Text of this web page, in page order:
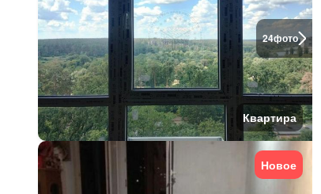
24фото
Квартира
Новое